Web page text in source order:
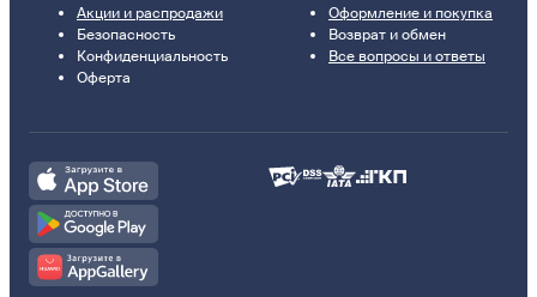
Акции и распродажи
Безопасность
Конфиденциальность
Оферта
Оформление и покупка
Возврат и обмен
Все вопросы и ответы